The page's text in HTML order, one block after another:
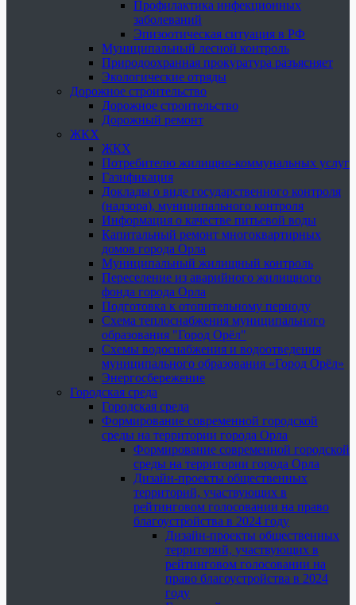
Профилактика инфекционных
заболеваний
Эпизоотическая ситуация в РФ
Муниципальный лесной контроль
Природоохранная прокуратура разъясняет
Экологические отряды
Дорожное строительство
Дорожное строительство
Дорожный ремонт
ЖКХ
ЖКХ
Потребителю жилищно-коммунальных услуг
Газификация
Доклады о виде государственного контроля
(надзора), муниципального контроля
Информация о качестве питьевой воды
Капитальный ремонт многоквартирных
домов города Орла
Муниципальный жилищный контроль
Переселение из аварийного жилищного
фонда города Орла
Подготовка к отопительному периоду
Схема теплоснабжения муниципального
образования "Город Орёл"
Схемы водоснабжения и водоотведения
муниципального образования «Город Орёл»
Энергосбережение
Городская среда
Городская среда
Формирование современной городской
среды на территории города Орла
Формирование современной городской
среды на территории города Орла
Дизайн-проекты общественных
территорий, участвующих в
рейтинговом голосовании на право
благоустройства в 2024 году
Дизайн-проекты общественных
территорий, участвующих в
рейтинговом голосовании на
право благоустройства в 2024
году